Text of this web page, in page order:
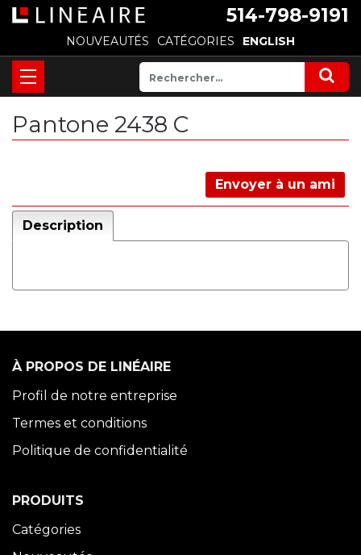
514-798-9191
NOUVEAUTÉS CATÉGORIES ENGLISH
Pantone 2438 C
Envoyer à un ami
Description
À PROPOS DE LINÉAIRE
Profil de notre entreprise
Termes et conditions
Politique de confidentialité
PRODUITS
Catégories